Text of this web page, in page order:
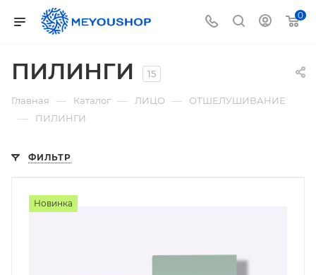
0
ПИЛИНГИ 15
Главная — Каталог — ЛИЦО — ОТШЕЛУШИВАНИЕ
— ПИЛИНГИ
ФИЛЬТР
Новинка